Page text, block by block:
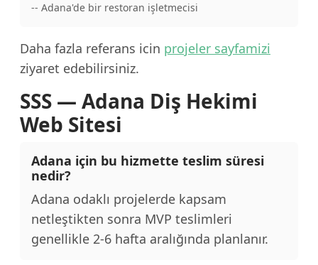
-- Adana'de bir restoran işletmecisi
Daha fazla referans icin projeler sayfamizi
ziyaret edebilirsiniz.
SSS — Adana Diş Hekimi
Web Sitesi
Adana için bu hizmette teslim süresi
nedir?
Adana odaklı projelerde kapsam
netleştikten sonra MVP teslimleri
genellikle 2-6 hafta aralığında planlanır.